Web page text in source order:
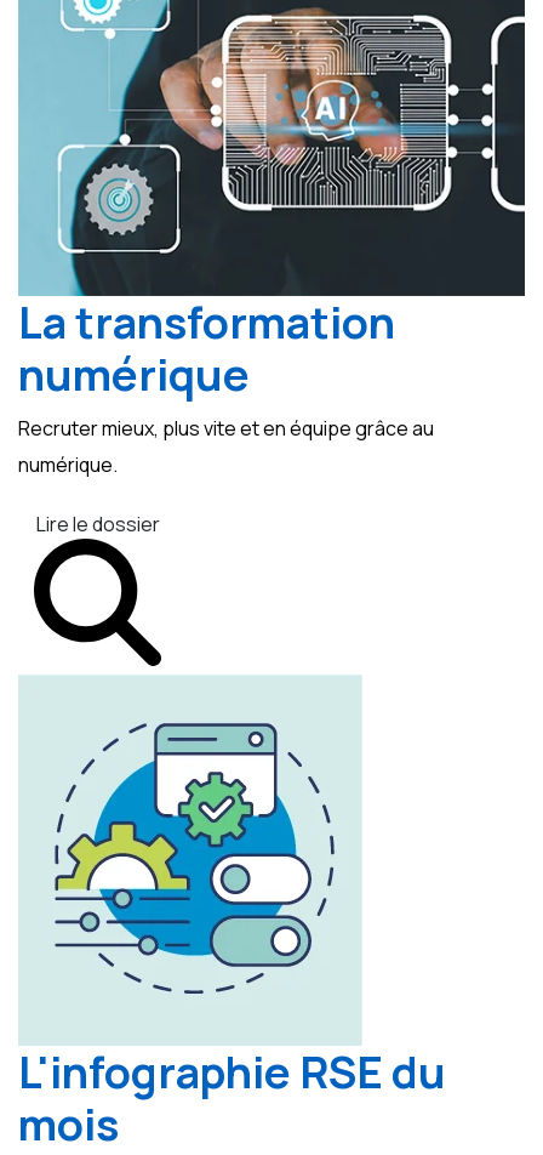
La transformation
numérique
Recruter mieux, plus vite et en équipe grâce au
numérique.
Lire le dossier
L'infographie RSE du
mois